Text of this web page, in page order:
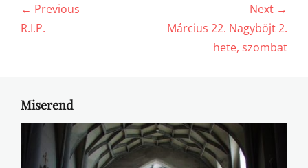
Bejegyzés
navigáció
← Previous
Previous
R.I.P.
Next →
NextMárcius 22. Nagyböjt 2.
hete, szombat
Miserend